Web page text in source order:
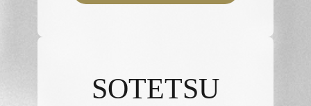
SOTETSU